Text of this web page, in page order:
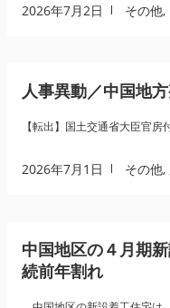
2026年7月2日 その他,
人事異動／中国地
【転出】国土交通省大臣官
2026年7月1日 その他,
中国地区の４月期
続前年割れ